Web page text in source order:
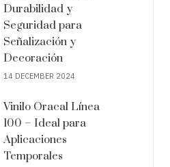
Durabilidad y
Seguridad para
Señalización y
Decoración
14 DECEMBER 2024
Vinilo Oracal Línea
100 – Ideal para
Aplicaciones
Temporales